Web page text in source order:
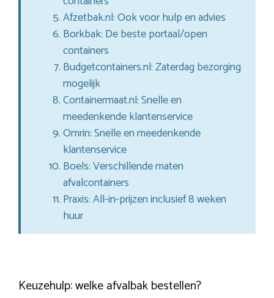
Afzetbak.nl: Ook voor hulp en advies
Borkbak: De beste portaal/open
containers
Budgetcontainers.nl: Zaterdag bezorging
mogelijk
Containermaat.nl: Snelle en
meedenkende klantenservice
Omrin: Snelle en meedenkende
klantenservice
Boels: Verschillende maten
afvalcontainers
Praxis: All-in-prijzen inclusief 8 weken
huur
Keuzehulp: welke afvalbak bestellen?